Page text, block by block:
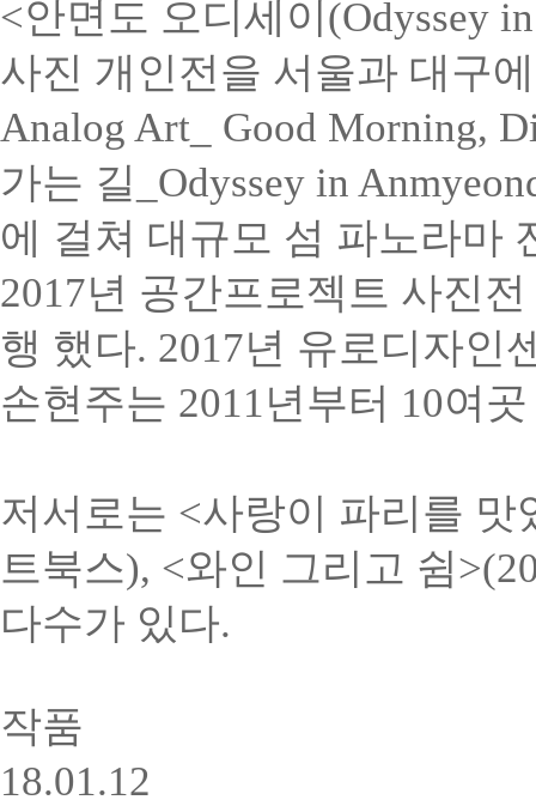
<안면도 오디세이(Odyssey
사진 개인전을 서울과 대구
Analog Art_ Good Morning,
가는 길_Odyssey in
에 걸쳐 대규모 섬 파노라마
2017년 공간프로젝트 사진
행 했다. 2017년 유로디자인
손현주는 2011년부터 10여
저서로는 <사랑이 파리를 맛
트북스), <와인 그리고 쉼
다수가 있다.
작품
18.01.12